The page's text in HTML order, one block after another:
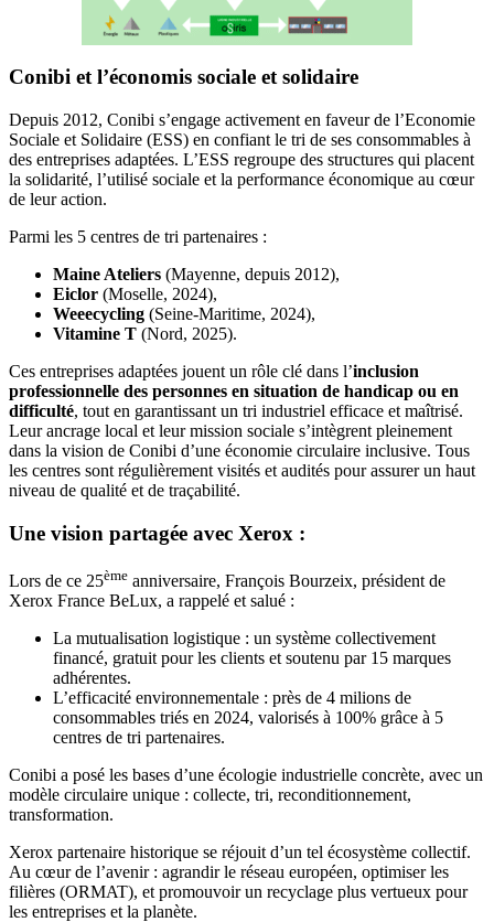
Conibi et l’économis sociale et solidaire
Depuis 2012, Conibi s’engage activement en faveur de l’Economie
Sociale et Solidaire (ESS) en confiant le tri de ses consommables à
des entreprises adaptées. L’ESS regroupe des structures qui placent
la solidarité, l’utilisé sociale et la performance économique au cœur
de leur action.
Parmi les 5 centres de tri partenaires :
Maine Ateliers (Mayenne, depuis 2012),
Eiclor (Moselle, 2024),
Weeecycling (Seine-Maritime, 2024),
Vitamine T (Nord, 2025).
Ces entreprises adaptées jouent un rôle clé dans l’inclusion
professionnelle des personnes en situation de handicap ou en
difficulté, tout en garantissant un tri industriel efficace et maîtrisé.
Leur ancrage local et leur mission sociale s’intègrent pleinement
dans la vision de Conibi d’une économie circulaire inclusive. Tous
les centres sont régulièrement visités et audités pour assurer un haut
niveau de qualité et de traçabilité.
Une vision partagée avec Xerox :
Lors de ce 25ème anniversaire, François Bourzeix, président de
Xerox France BeLux, a rappelé et salué :
La mutualisation logistique : un système collectivement
financé, gratuit pour les clients et soutenu par 15 marques
adhérentes.
L’efficacité environnementale : près de 4 milions de
consommables triés en 2024, valorisés à 100% grâce à 5
centres de tri partenaires.
Conibi a posé les bases d’une écologie industrielle concrète, avec un
modèle circulaire unique : collecte, tri, reconditionnement,
transformation.
Xerox partenaire historique se réjouit d’un tel écosystème collectif.
Au cœur de l’avenir : agrandir le réseau européen, optimiser les
filières (ORMAT), et promouvoir un recyclage plus vertueux pour
les entreprises et la planète.